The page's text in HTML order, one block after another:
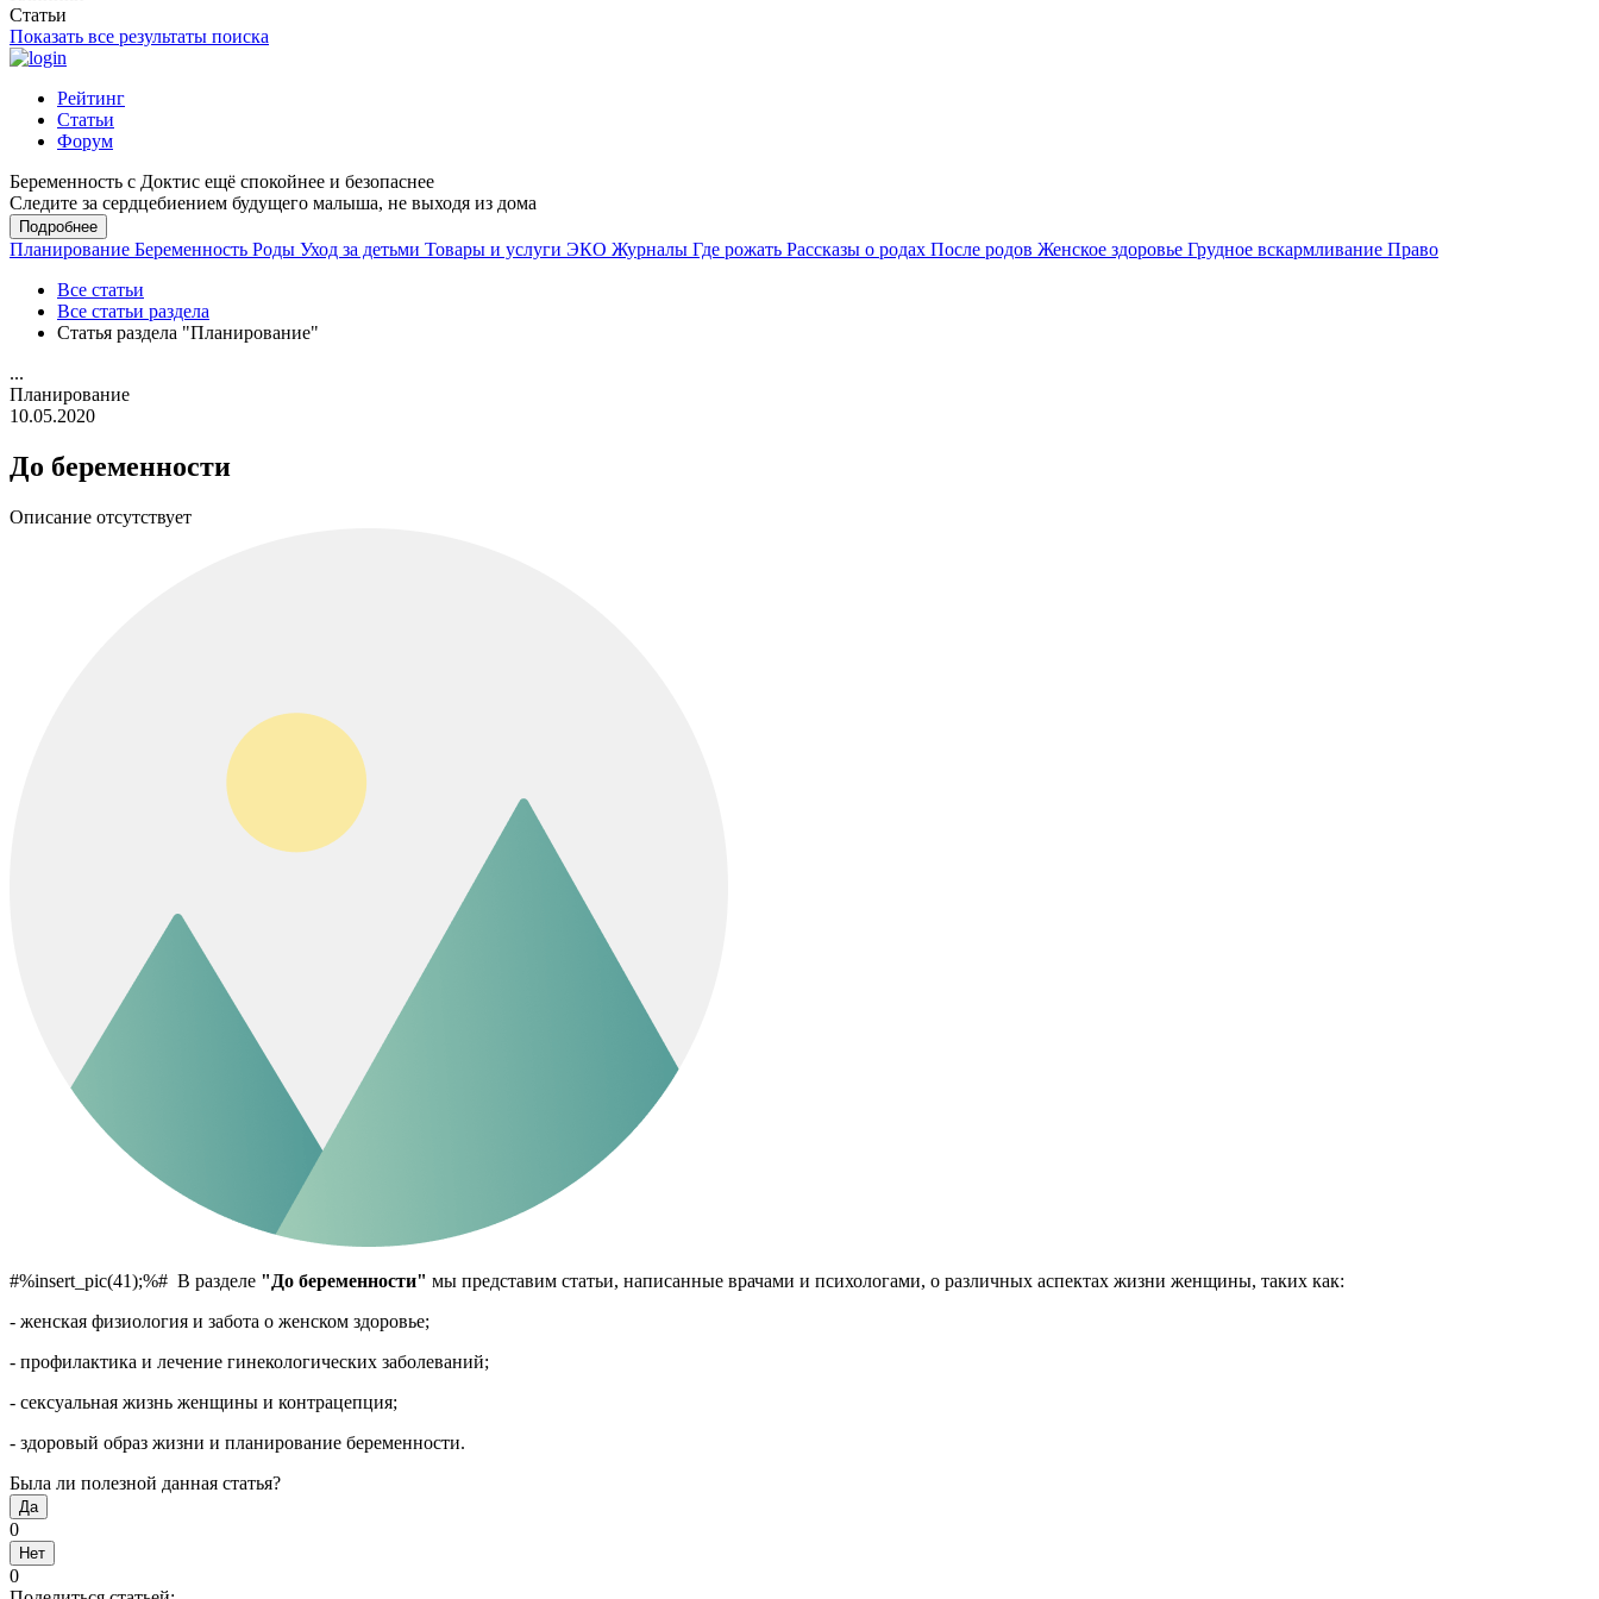
Статьи
Показать все результаты поиска
Рейтинг
Статьи
Форум
Беременность с Доктис ещё спокойнее и безопаснее
Следите за сердцебиением будущего малыша, не выходя из дома
Подробнее
Планирование Беременность Роды Уход за детьми Товары и услуги ЭКО Журналы Где рожать Рассказы о родах После родов Женское здоровье Грудное вскармливание Право
Все статьи
Все статьи раздела
Статья раздела "Планирование"
...
Планирование
10.05.2020
До беременности
Описание отсутствует
#%insert_pic(41);%# В разделе "До беременности" мы представим статьи, написанные врачами и психологами, о различных аспектах жизни женщины, таких как:
- женская физиология и забота о женском здоровье;
- профилактика и лечение гинекологических заболеваний;
- сексуальная жизнь женщины и контрацепция;
- здоровый образ жизни и планирование беременности.
Была ли полезной данная статья?
Да
0
Нет
0